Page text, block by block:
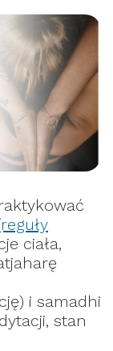
ciała,
i samadhi
stan